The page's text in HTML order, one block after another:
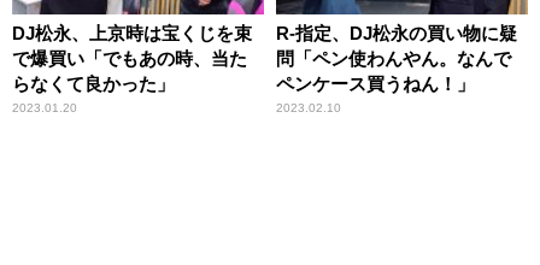
DJ松永、上京時は宝くじを束
で爆買い「でもあの時、当た
らなくて良かった」
2023.01.20
R-指定、DJ松永の買い物に疑
問「ペン使わんやん。なんで
ペンケース買うねん！」
2023.02.10